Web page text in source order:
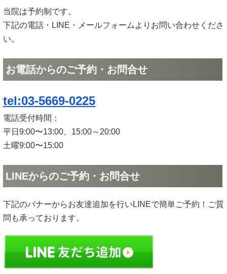
当院は予約制です。
下記の電話・LINE・メールフォームよりお問い合わせくださ
い。
お電話からのご予約・お問合せ
tel:03-5669-0225
電話受付時間：
平日9:00〜13:00、15:00～20:00
土曜9:00〜15:00
LINEからのご予約・お問合せ
下記のバナーからお友達追加を行いLINEで簡単ご予約！ご質
問も承っております。